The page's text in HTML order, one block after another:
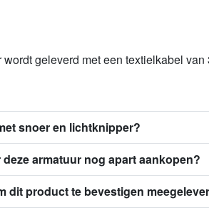
geleverd met een textielkabel
snoer en lichtknipper?
armatuur nog apart aankopen?
dit product te bevestigen